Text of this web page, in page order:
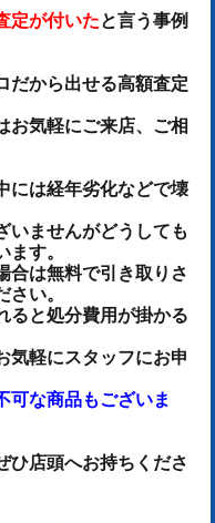
定が付いたと言う事例
だから出せる高額査定
お気軽にご来店、ご相
には経年劣化などで壊
いませんがどうしても
す。
合は無料で引き取りさ
い。
ると処分費用が掛かる
気軽にスタッフにお申
可な商品もございま
ひ店頭へお持ちくださ